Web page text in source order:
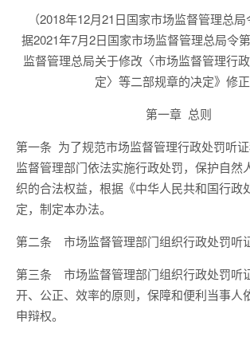
（2018年12月21日国家市场监督管理总
据2021年7月2日国家市场监督管理总局令
监督管理总局关于修改〈市场监督管理行
定〉等二部规章的决定》修正
第一章 总则
第一条 为了规范市场监督管理行政处罚听
监督管理部门依法实施行政处罚，保护自然
织的合法权益，根据《中华人民共和国行政
定，制定本办法。
第二条 市场监督管理部门组织行政处罚听
第三条 市场监督管理部门组织行政处罚听
开、公正、效率的原则，保障和便利当事人
申辩权。